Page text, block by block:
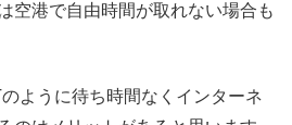
空港で自由時間が取れない場合も
ように待ち時間なくインターネ